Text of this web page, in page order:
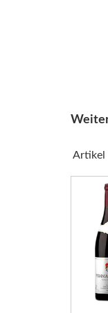
Artikel